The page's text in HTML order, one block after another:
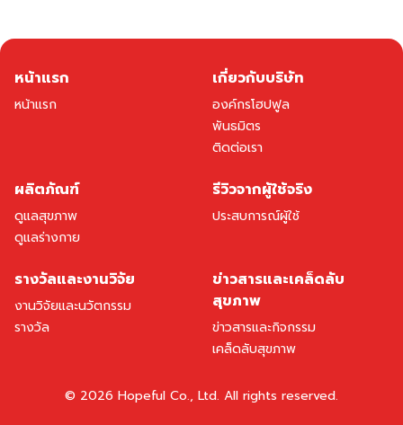
หน้าแรก
หน้าแรก
เกี่ยวกับบริษัท
องค์กรโฮปฟูล
พันธมิตร
ติดต่อเรา
ผลิตภัณฑ์
ดูแลสุขภาพ
ดูแลร่างกาย
รีวิวจากผู้ใช้จริง
ประสบการณ์ผู้ใช้
รางวัลและงานวิจัย
งานวิจัยและนวัตกรรม
รางวัล
ข่าวสารและเคล็ดลับ
สุขภาพ
ข่าวสารและกิจกรรม
เคล็ดลับสุขภาพ
© 2026 Hopeful Co., Ltd. All rights reserved.